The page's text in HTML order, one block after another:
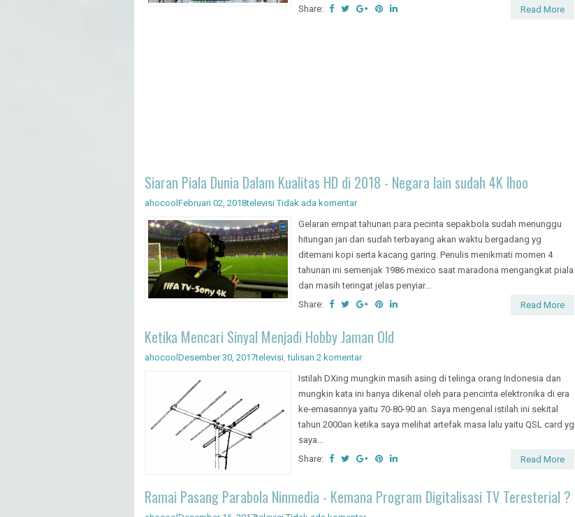
akan menyajikan aksi dan skill pemain kelas wahid diantaranya
Siaran Piala Dunia Dalam Kualitas HD di 2018 - Negara lain sudah 4K lhoo
ahocoolFebruari 02, 2018televisi Tidak ada komentar
Gelaran empat tahunan para pecinta sepakbola sudah menunggu
hitungan jari dan sudah terbayang akan waktu bergadang yg
ditemani kopi serta kacang garing. Penulis menikmati momen 4
tahunan ini semenjak 1986 mexico saat maradona mengangkat piala
Share:
Ketika Mencari Sinyal Menjadi Hobby Jaman Old
Desember 30, 2017
2 komentar
Istilah DXing mungkin masih asing di telinga orang Indonesia dan
mungkin kata ini hanya dikenal oleh para pencinta elektronika di era
ke-emasannya yaitu 70-80-90 an. Saya mengenal istilah ini sekital
tahun 2000an ketika saya melihat artefak masa lalu yaitu QSL card yg
Share:
Read More